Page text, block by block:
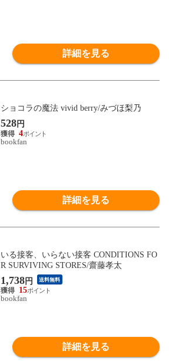
詳細を見る
ショコラの魔法 vivid berry/みづほ梨乃
528円
4
bookfan
詳細を見る
いる接客、いらない接客 CONDITIONS FO
R SURVIVING STORES/齋藤孝太
1,738円 送料無料
15
bookfan
詳細を見る